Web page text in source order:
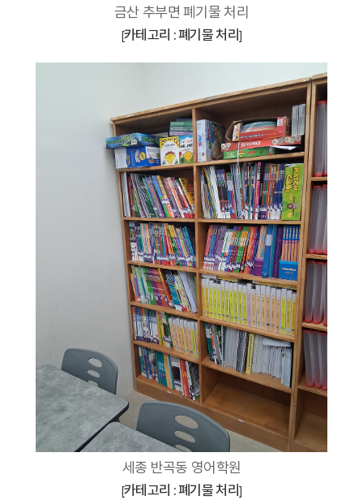
금산 추부면 폐기물 처리
[카테고리 : 폐기물 처리]
세종 반곡동 영어학원
[카테고리 : 폐기물 처리]